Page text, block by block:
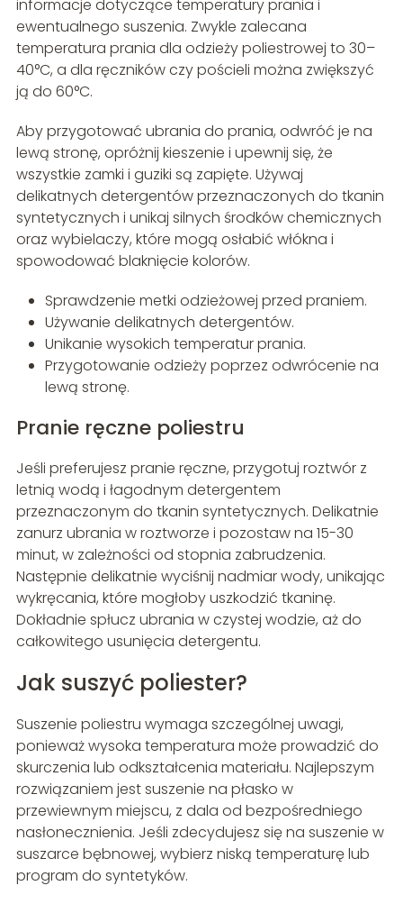
informacje dotyczące temperatury prania i
ewentualnego suszenia. Zwykle zalecana
temperatura prania dla odzieży poliestrowej to 30–
40°C, a dla ręczników czy pościeli można zwiększyć
ją do 60°C.
Aby przygotować ubrania do prania, odwróć je na
lewą stronę, opróżnij kieszenie i upewnij się, że
wszystkie zamki i guziki są zapięte. Używaj
delikatnych detergentów przeznaczonych do tkanin
syntetycznych i unikaj silnych środków chemicznych
oraz wybielaczy, które mogą osłabić włókna i
spowodować blaknięcie kolorów.
Sprawdzenie metki odzieżowej przed praniem.
Używanie delikatnych detergentów.
Unikanie wysokich temperatur prania.
Przygotowanie odzieży poprzez odwrócenie na
lewą stronę.
Pranie ręczne poliestru
Jeśli preferujesz pranie ręczne, przygotuj roztwór z
letnią wodą i łagodnym detergentem
przeznaczonym do tkanin syntetycznych. Delikatnie
zanurz ubrania w roztworze i pozostaw na 15-30
minut, w zależności od stopnia zabrudzenia.
Następnie delikatnie wyciśnij nadmiar wody, unikając
wykręcania, które mogłoby uszkodzić tkaninę.
Dokładnie spłucz ubrania w czystej wodzie, aż do
całkowitego usunięcia detergentu.
Jak suszyć poliester?
Suszenie poliestru wymaga szczególnej uwagi,
ponieważ wysoka temperatura może prowadzić do
skurczenia lub odkształcenia materiału. Najlepszym
rozwiązaniem jest suszenie na płasko w
przewiewnym miejscu, z dala od bezpośredniego
nasłonecznienia. Jeśli zdecydujesz się na suszenie w
suszarce bębnowej, wybierz niską temperaturę lub
program do syntetyków.